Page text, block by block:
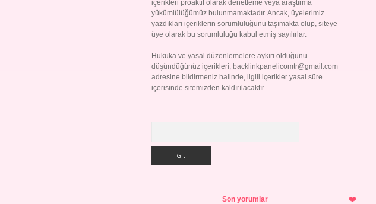
içerikleri proaktif olarak denetleme veya araştırma
yükümlülüğümüz bulunmamaktadır. Ancak, üyelerimiz
yazdıkları içeriklerin sorumluluğunu taşımakta olup, siteye
üye olarak bu sorumluluğu kabul etmiş sayılırlar.
Hukuka ve yasal düzenlemelere aykırı olduğunu
düşündüğünüz içerikleri, backlinkpanelicomtr@gmail.com
adresine bildirmeniz halinde, ilgili içerikler yasal süre
içerisinde sitemizden kaldırılacaktır.
Son yorumlar